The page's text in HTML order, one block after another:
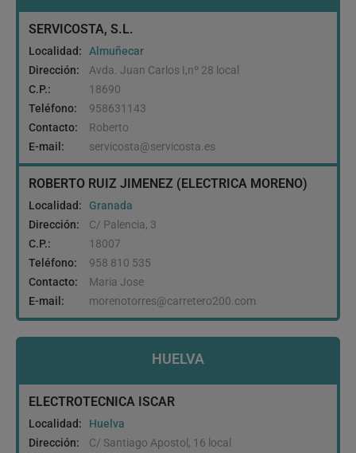
SERVICOSTA, S.L.
Localidad:
Almuñecar
Dirección:
Avda. Juan Carlos I,nº 28 local
C.P.:
18690
Teléfono:
958631143
Contacto:
Roberto
E-mail:
servicosta@servicosta.es
ROBERTO RUIZ JIMENEZ (ELECTRICA MORENO)
Localidad:
Granada
Dirección:
C/ Palencia, 3
C.P.:
18007
Teléfono:
958 810 535
Contacto:
Maria Jose
E-mail:
morenotorres@carretero200.com
HUELVA
ELECTROTECNICA ISCAR
Localidad:
Huelva
Dirección:
C/ Santiago Apostol, 16 local